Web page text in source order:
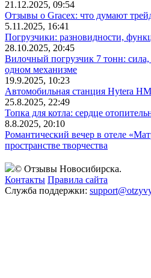
21.12.2025, 09:54
Отзывы о Gracex: что думают
5.11.2025, 16:41
Погрузчики: разновидности,
28.10.2025, 20:45
Вилочный погрузчик 7 тонн: сила,
одном механизме
19.9.2025, 10:23
Автомобильная станция Hytera
25.8.2025, 22:49
Топка для котла: сердце
8.8.2025, 20:10
Романтический вечер в отеле
пространстве творчества
© Отзывы Новосибирска.
Контакты Правила сайта
Служба поддержки: